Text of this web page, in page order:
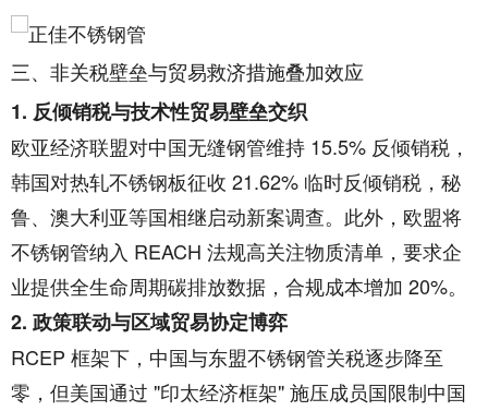
三、非关税壁垒与贸易救济措施叠加效应
1. 反倾销税与技术性贸易壁垒交织
欧亚经济联盟对中国无缝钢管维持 15.5% 反倾销税，
韩国对热轧不锈钢板征收 21.62% 临时反倾销税，秘
鲁、澳大利亚等国相继启动新案调查。此外，欧盟将
不锈钢管纳入 REACH 法规高关注物质清单，要求企
业提供全生命周期碳排放数据，合规成本增加 20%。
2. 政策联动与区域贸易协定博弈
RCEP 框架下，中国与东盟不锈钢管关税逐步降至
零，但美国通过 "印太经济框架" 施压成员国限制中国